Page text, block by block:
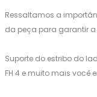
Ressaltamos a
da peça para garantir
Suporte do estribo do
FH 4 e muito mais você